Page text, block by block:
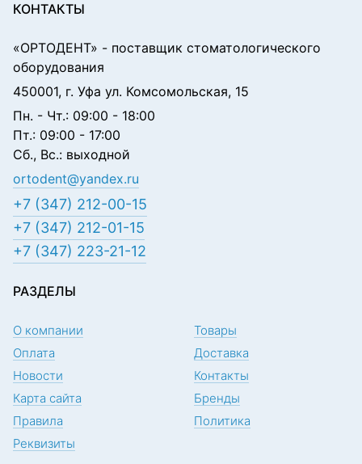
КОНТАКТЫ
«ОРТОДЕНТ» - поставщик стоматологического
оборудования
450001, г. Уфа ул. Комсомольская, 15
Пн. - Чт.: 09:00 - 18:00
Пт.: 09:00 - 17:00
Сб., Вс.: выходной
ortodent@yandex.ru
+7 (347) 212-00-15
+7 (347) 212-01-15
+7 (347) 223-21-12
РАЗДЕЛЫ
О компании
Товары
Оплата
Доставка
Новости
Контакты
Карта сайта
Бренды
Правила
Политика
Реквизиты